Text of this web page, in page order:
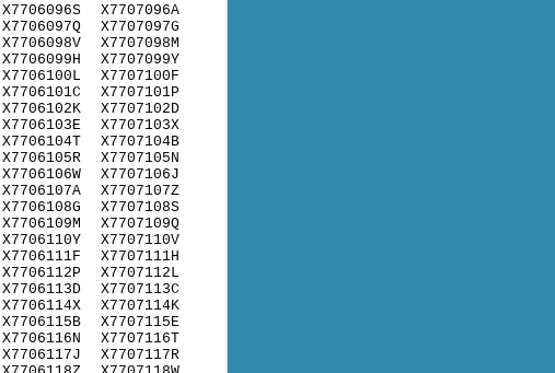
X7706096S
X7706097Q
X7706098V
X7706099H
X7706100L
X7706101C
X7706102K
X7706103E
X7706104T
X7706105R
X7706106W
X7706107A
X7706108G
X7706109M
X7706110Y
X7706111F
X7706112P
X7706113D
X7706114X
X7706115B
X7706116N
X7706117J
X7707096A
X7707097G
X7707098M
X7707099Y
X7707100F
X7707101P
X7707102D
X7707103X
X7707104B
X7707105N
X7707106J
X7707107Z
X7707108S
X7707109Q
X7707110V
X7707111H
X7707112L
X7707113C
X7707114K
X7707115E
X7707116T
X7707117R